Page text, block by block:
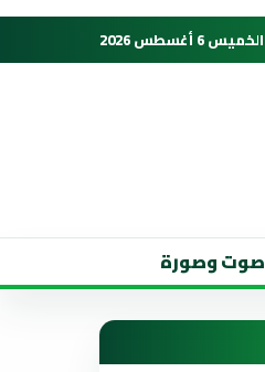
الخميس 6 أغسطس 2026
صوت وصورة